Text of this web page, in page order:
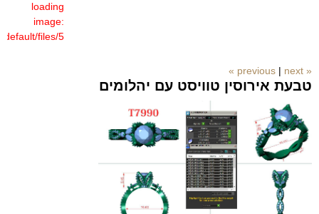
loading
image:
default/files/5
« previous
| next »
טבעת אירוסין טוויסט עם יהלומים